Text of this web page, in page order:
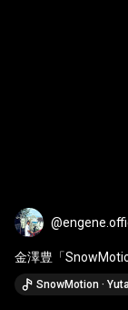
金澤豊「
～
SnowMotion ·